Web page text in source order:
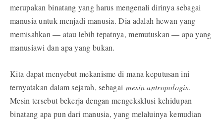
merupakan binatang yang harus mengenali dirinya sebagai
manusia untuk menjadi manusia. Dia adalah hewan yang
memisahkan — atau lebih tepatnya, memutuskan — apa yang
manusiawi dan apa yang bukan.
Kita dapat menyebut mekanisme di mana keputusan ini
ternyatakan dalam sejarah, sebagai mesin antropologis.
Mesin tersebut bekerja dengan mengeksklusi kehidupan
binatang apa pun dari manusia, yang melaluinya kemudian